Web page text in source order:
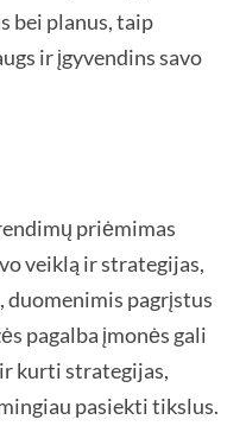
bei planus, taip
ir įgyvendins savo
priėmimas
veiklą ir strategijas,
pagrįstus
pagalba įmonės gali
kurti strategijas,
pasiekti tikslus.